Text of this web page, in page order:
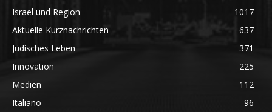
Israel und Region
1017
Aktuelle Kurznachrichten
637
Jüdisches Leben
371
Innovation
225
Medien
112
Italiano
96